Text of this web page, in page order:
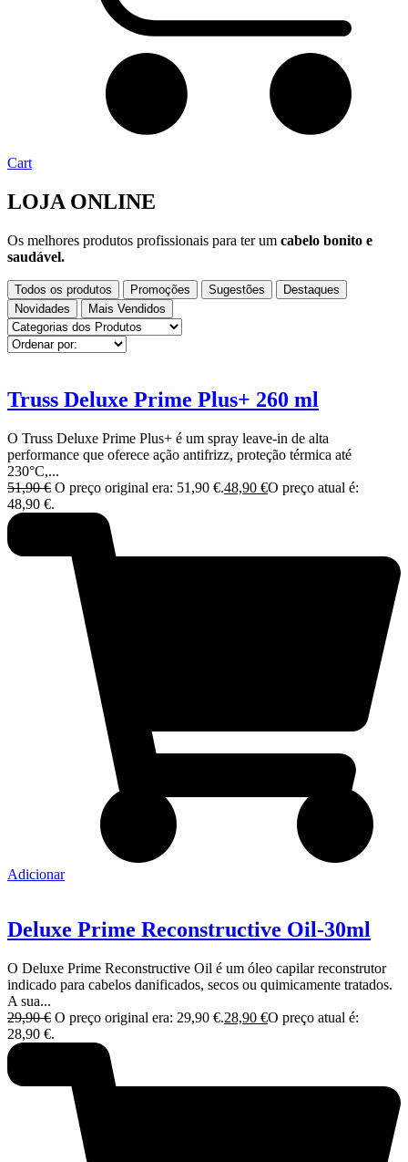
Cart
LOJA ONLINE
Os melhores produtos profissionais para ter um cabelo bonito e
saudável.
Todos os produtos Promoções Sugestões
Destaques
Novidades
Mais Vendidos
Truss Deluxe Prime Plus+ 260 ml
O Truss Deluxe Prime Plus+ é um spray leave-in de alta
performance que oferece ação antifrizz, proteção térmica até
230°C,...
51,90€ O preço original era: 51,90 €.48,90 €O preço atual é:
48,90 €.
Adicionar
Deluxe Prime Reconstructive Oil-30ml
O Deluxe Prime Reconstructive Oil é um óleo capilar reconstrutor
indicado para cabelos danificados, secos ou quimicamente tratados.
A sua...
29,90€ O preço original era: 29,90 €.28,90 €O preço atual é:
28,90 €.